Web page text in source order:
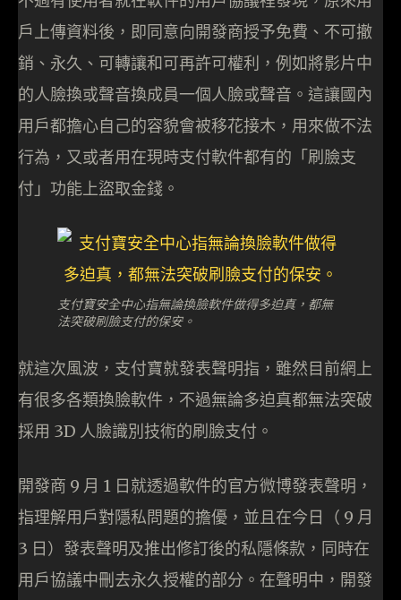
戶上傳資料後，即同意向開發商授予免費、不可撤
銷、永久、可轉讓和可再許可權利，例如將影片中
的人臉換或聲音換成員一個人臉或聲音。這讓國內
用戶都擔心自己的容貌會被移花接木，用來做不法
行為，又或者用在現時支付軟件都有的「刷臉支
付」功能上盜取金錢。
支付寶安全中心指無論換臉軟件做得多迫真，都無
法突破刷臉支付的保安。
就這次風波，支付寶就發表聲明指，雖然目前網上
有很多各類換臉軟件，不過無論多迫真都無法突破
採用 3D 人臉識別技術的刷臉支付。
開發商 9 月 1 日就透過軟件的官方微博發表聲明，
指理解用戶對隱私問題的擔優，並且在今日（ 9 月
3 日）發表聲明及推出修訂後的私隱條款，同時在
用戶協議中刪去永久授權的部分。在聲明中，開發